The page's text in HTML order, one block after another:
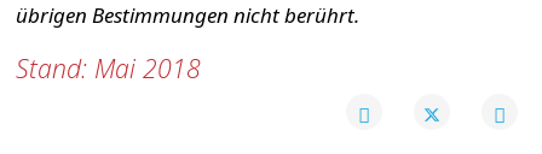
übrigen Bestimmungen nicht berührt.
Stand: Mai 2018